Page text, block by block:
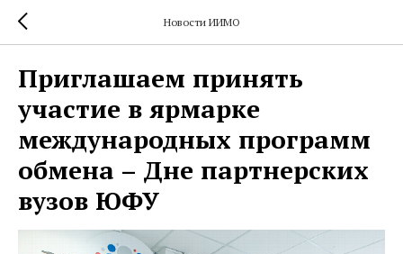
Новости ИИМО
Приглашаем принять
участие в ярмарке
международных программ
обмена – Дне партнерских
вузов ЮФУ